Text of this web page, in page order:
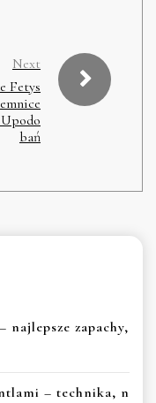
Next
Fetys
bań
najlepsze zapachy,
– technika, n